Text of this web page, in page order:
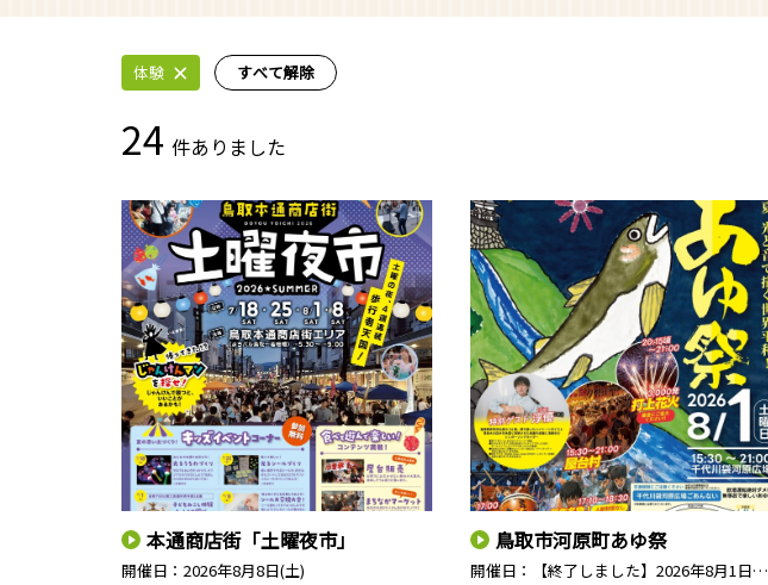
体験 すべて解除
24 件ありました
本通商店街「土曜夜市」
開催日： 2026年8月8日(土)
鳥取市河原町あゆ祭
開催日： 【終了しました】2026年8月1日…